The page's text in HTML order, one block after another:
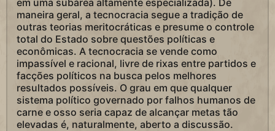
em uma subárea altamente especializada). De
maneira geral, a tecnocracia segue a tradição de
outras teorias meritocráticas e presume o controle
total do Estado sobre questões políticas e
econômicas. A tecnocracia se vende como
impassível e racional, livre de rixas entre partidos e
facções políticos na busca pelos melhores
resultados possíveis. O grau em que qualquer
sistema político governado por falhos humanos de
carne e osso seria capaz de alcançar metas tão
elevadas é, naturalmente, aberto a discussão.